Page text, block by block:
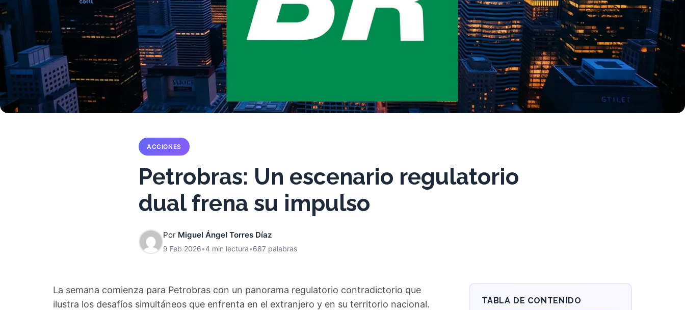
ACCIONES
Petrobras: Un escenario regulatorio
dual frena su impulso
Por Miguel Ángel Torres Díaz
9 Feb 2026•4 min lectura•687 palabras
La semana comienza para Petrobras con un panorama regulatorio contradictorio que
ilustra los desafíos simultáneos que enfrenta en el extranjero y en su territorio nacional.
TABLA DE CONTENIDO